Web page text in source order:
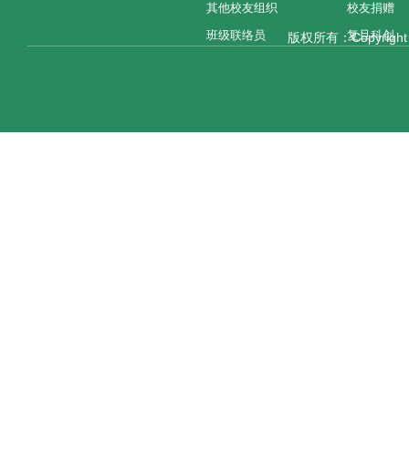
其他校友组织
班级联络员
校友捐赠
复旦科创
版权所有：